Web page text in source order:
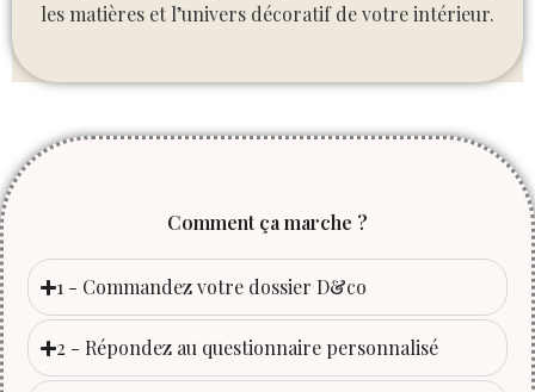
les matières et l’univers décoratif de votre intérieur.
Comment ça marche ?
1 - Commandez votre dossier D&co
2 - Répondez au questionnaire personnalisé